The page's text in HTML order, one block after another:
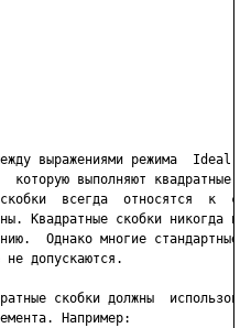
выражениями режима  Ideal
которую выполняют квадратные
всегда  относятся  к
Квадратные скобки никогда не
Однако многие стандартные
не допускаются.
скобки должны
Например: